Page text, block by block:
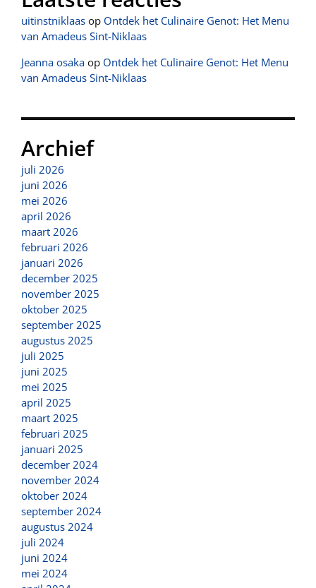
uitinstniklaas op Ontdek het Culinaire Genot: Het Menu
van Amadeus Sint-Niklaas
Jeanna osaka op Ontdek het Culinaire Genot: Het Menu
van Amadeus Sint-Niklaas
Archief
juli 2026
juni 2026
mei 2026
april 2026
maart 2026
februari 2026
januari 2026
december 2025
november 2025
oktober 2025
september 2025
augustus 2025
juli 2025
juni 2025
mei 2025
april 2025
maart 2025
februari 2025
januari 2025
december 2024
november 2024
oktober 2024
september 2024
augustus 2024
juli 2024
juni 2024
mei 2024